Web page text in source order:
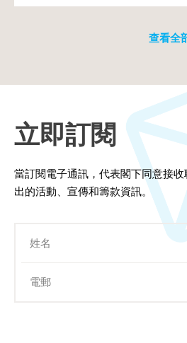
查看全
立即訂閱
當訂閱電子通訊，代表閣下同意接
出的活動、宣傳和籌款資訊。